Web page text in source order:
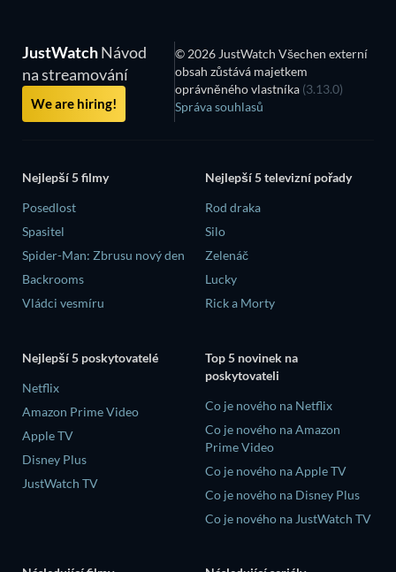
JustWatchNávod
na streamování
We are hiring!
© 2026 JustWatch Všechen externí
obsah zůstává majetkem
oprávněného vlastníka (3.13.0)
Správa souhlasů
Nejlepší 5 filmy
Posedlost
Spasitel
Spider-Man: Zbrusu nový den
Backrooms
Vládci vesmíru
Nejlepší 5 televizní pořady
Rod draka
Silo
Zelenáč
Lucky
Rick a Morty
Nejlepší 5 poskytovatelé
Netflix
Amazon Prime Video
Apple TV
Disney Plus
JustWatch TV
Top 5 novinek na
poskytovateli
Co je nového na Netflix
Co je nového na Amazon
Prime Video
Co je nového na Apple TV
Co je nového na Disney Plus
Co je nového na JustWatch TV